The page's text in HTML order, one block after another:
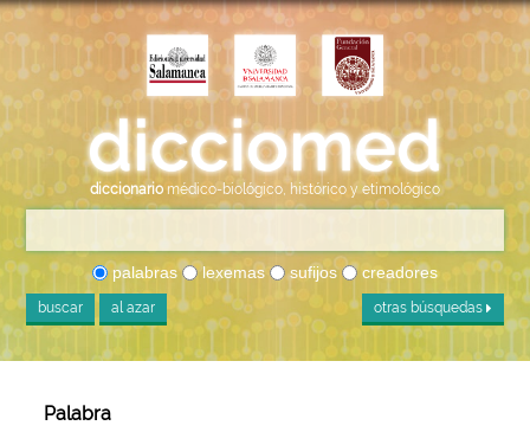
diccionario médico-biológico, histórico y etimológico
palabras lexemas sufijos creadores
buscar al azar otras búsquedas
Palabra